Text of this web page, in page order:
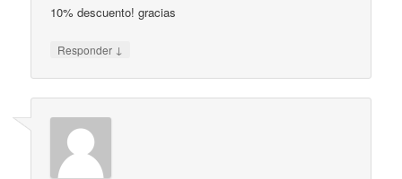
10% descuento! gracias
Responder ↓